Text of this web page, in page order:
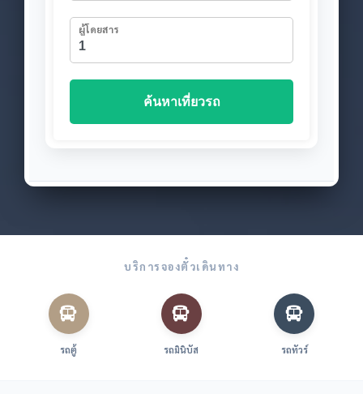
ผู้โดยสาร
ค้นหาเที่ยวรถ
บริการจองตั๋วเดินทาง
รถตู้ รถมินิบัส รถทัวร์